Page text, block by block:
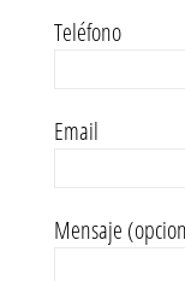
Teléfono
Email
Mensaje